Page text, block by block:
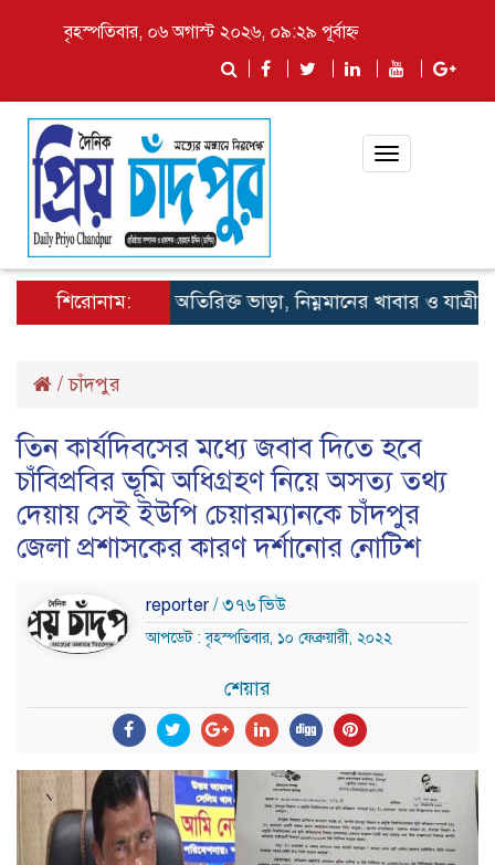
বৃহস্পতিবার, ০৬ অগাস্ট ২০২৬, ০৯:২৯ পূর্বাহ্ন
Toggle
শিরোনাম:
লঞ্চে অতিরিক্ত ভাড়া, নিম্নমানের খাবার ও যাত্রী
/চাঁদপুর
তিন কার্যদিবসের মধ্যে জবাব দিতে হবে
চাঁবিপ্রবির ভূমি অধিগ্রহণ নিয়ে অসত্য তথ্য
দেয়ায় সেই ইউপি চেয়ারম্যানকে চাঁদপুর
জেলা প্রশাসকের কারণ দর্শানোর নোটিশ
reporter / ৩৭৬ ভিউ
আপডেট : বৃহস্পতিবার, ১০ ফেব্রুয়ারী, ২০২২
শেয়ার